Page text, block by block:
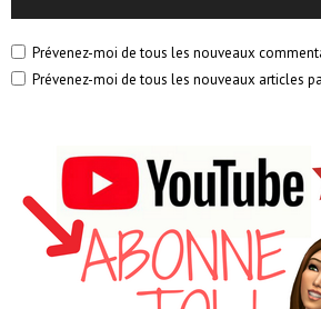
Prévenez-moi de tous les nouveaux
Prévenez-moi de tous les nouveaux articles